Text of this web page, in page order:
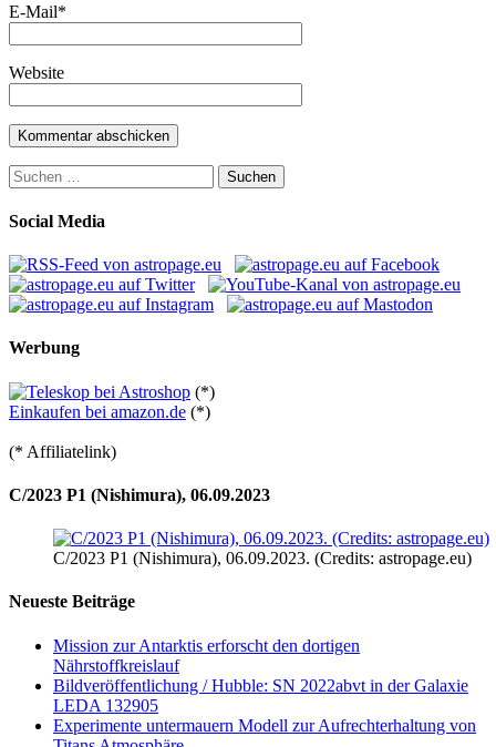
E-Mail*
Website
Suchen
nach:
Social Media
Werbung
(*)
Einkaufen bei amazon.de (*)
(* Affiliatelink)
C/2023 P1 (Nishimura), 06.09.2023
C/2023 P1 (Nishimura), 06.09.2023. (Credits: astropage.eu)
Neueste Beiträge
Mission zur Antarktis erforscht den dortigen
Nährstoffkreislauf
Bildveröffentlichung / Hubble: SN 2022abvt in der Galaxie
LEDA 132905
Experimente untermauern Modell zur Aufrechterhaltung von